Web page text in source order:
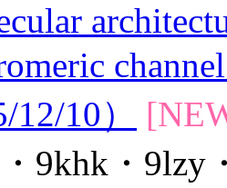
12/10）
9khk・9lzy